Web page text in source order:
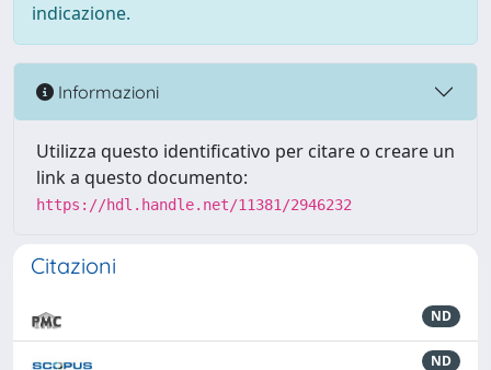
indicazione.
Informazioni
Utilizza questo identificativo per citare o creare un
link a questo documento:
https://hdl.handle.net/11381/2946232
Citazioni
ND
ND